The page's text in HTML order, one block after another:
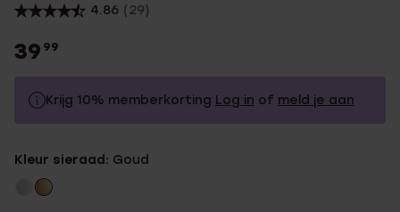
4.86 (29)
39 99
Krijg 10% memberkorting Log in of meld je aan
Zonder memberkorting
Kleur sieraad: Goud